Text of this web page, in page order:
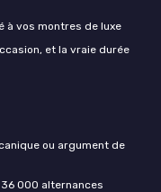
à vos montres de luxe
et la vraie durée
ou argument de
000 alternances